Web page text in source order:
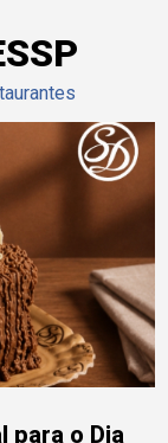
para o Dia